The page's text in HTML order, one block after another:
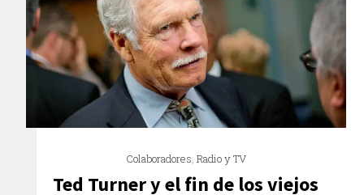
Colaboradores, Radio y TV
Ted Turner y el fin de los viejos